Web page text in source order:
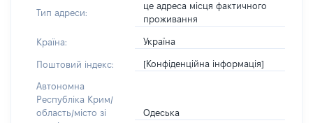
Тип адреси:
це адреса місця фактичного
проживання
Країна: Україна
Поштовий індекс: [Конфіденційна інформація]
Автономна
Республіка Крим/
область/місто зі
Одеська